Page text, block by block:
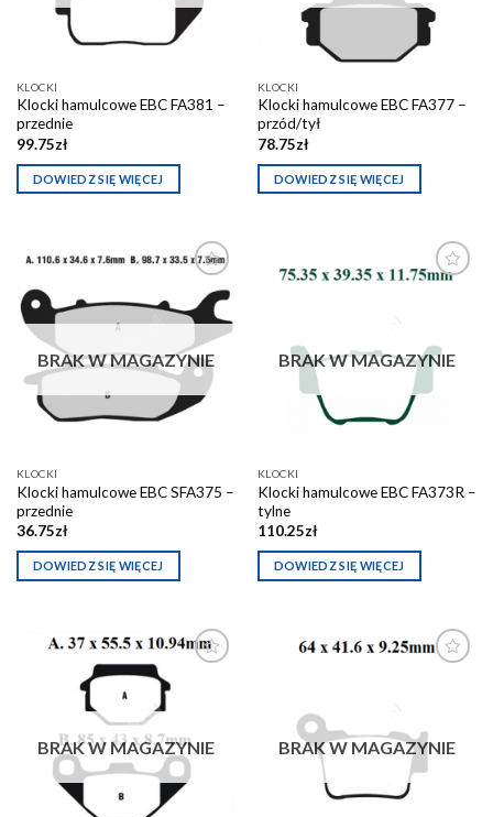
KLOCKI
Klocki hamulcowe EBC FA381 –
przednie
99.75zł
DOWIEDZ SIĘ WIĘCEJ
KLOCKI
Klocki hamulcowe EBC FA377 –
przód/tył
78.75zł
DOWIEDZ SIĘ WIĘCEJ
schowka
BRAK W MAGAZYNIE
KLOCKI
Klocki hamulcowe EBC SFA375 –
przednie
36.75zł
DOWIEDZ SIĘ WIĘCEJ
schowka
BRAK W MAGAZYNIE
KLOCKI
Klocki hamulcowe EBC FA373R –
tylne
110.25zł
DOWIEDZ SIĘ WIĘCEJ
BRAK W MAGAZYNIE
schowka
BRAK W MAGAZYNIE